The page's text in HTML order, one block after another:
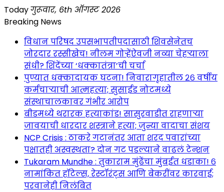
Skip
to
Todayगुरूवार, 6th ऑगस्ट 2026
Breaking News
विधान परिषद उपसभापतीपदासाठी शिवसेनेतच
जोरदार रस्सीखेच! नीलम गोऱ्हेंऐवजी नव्या चेहऱ्याला
संधी? शिंदेंच्या ‘धक्कातंत्रा’ची चर्चा
पुण्यात धक्कादायक घटना! निवारागृहातील २६ वर्षीय
कर्मचाऱ्याची आत्महत्या; सुसाईड नोटमध्ये
संस्थाचालकावर गंभीर आरोप
बीडमध्ये थरारक हत्याकांड! सासुरवाडीत राहणाऱ्या
जावयाची धारदार शस्त्राने हत्या; जुन्या वादाचा संशय
NCP Crisis : ठाकरे गटानंतर आता शरद पवारांच्या
पक्षातही अस्वस्थता? दोन गट पडल्याने वाढलं टेन्शन
Tukaram Mundhe : तुकाराम मुंढेंचा मुंबईत धडाका! ६
नामांकित हॉटेल्स, रेस्टॉरंट्स आणि बेकरींवर कारवाई;
परवानेही निलंबित